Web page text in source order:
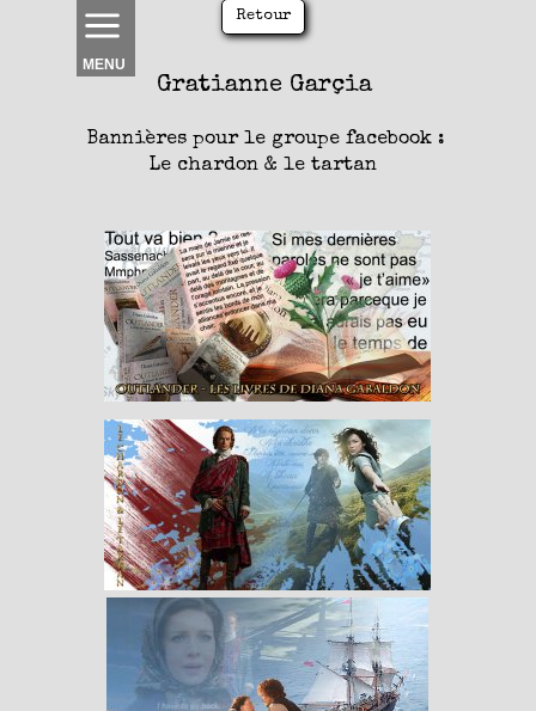
MENU
Gratianne Garçia
Bannières pour le groupe facebook :
Le chardon & le tartan
Retour